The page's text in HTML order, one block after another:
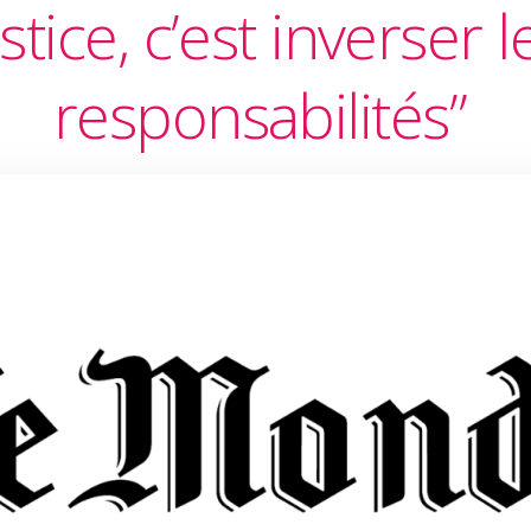
c’est inverser
responsabilités”